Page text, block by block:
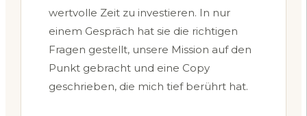
wertvolle Zeit zu investieren. In nur
einem Gespräch hat sie die richtigen
Fragen gestellt, unsere Mission auf den
Punkt gebracht und eine Copy
geschrieben, die mich tief berührt hat.